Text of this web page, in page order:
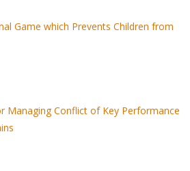
Game which Prevents Children from
Managing Conflict of Key Performance